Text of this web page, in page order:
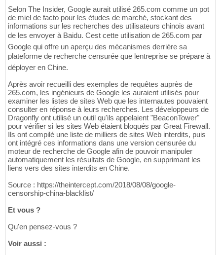
Selon The Insider, Google aurait utilisé 265.com comme un pot
de miel de facto pour les études de marché, stockant des
informations sur les recherches des utilisateurs chinois avant
de les envoyer à Baidu. Cest cette utilisation de 265.com par
Google qui offre un aperçu des mécanismes derrière sa
plateforme de recherche censurée que lentreprise se prépare à
déployer en Chine.
Après avoir recueilli des exemples de requêtes auprès de
265.com, les ingénieurs de Google les auraient utilisés pour
examiner les listes de sites Web que les internautes pouvaient
consulter en réponse à leurs recherches. Les développeurs de
Dragonfly ont utilisé un outil qu'ils appelaient "BeaconTower"
pour vérifier si les sites Web étaient bloqués par Great Firewall.
Ils ont compilé une liste de milliers de sites Web interdits, puis
ont intégré ces informations dans une version censurée du
moteur de recherche de Google afin de pouvoir manipuler
automatiquement les résultats de Google, en supprimant les
liens vers des sites interdits en Chine.
Source : https://theintercept.com/2018/08/08/google-
censorship-china-blacklist/
Et vous ?
Qu'en pensez-vous ?
Voir aussi :